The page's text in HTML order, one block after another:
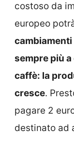
costoso da
europeo
sempre più
caffè: la
cresce.
pagare 2
destinato ad